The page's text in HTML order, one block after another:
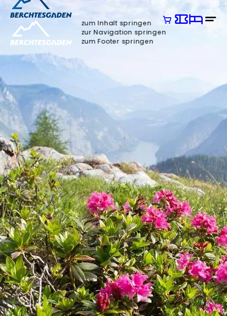
zum Inhalt springen
zur Navigation springen
zum Footer springen